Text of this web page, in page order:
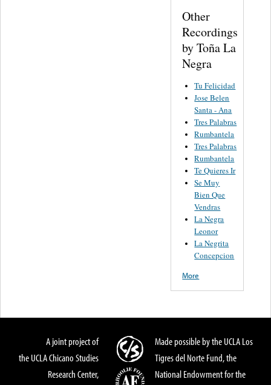
Other
Recordings
by Toña La
Negra
Tu Felicidad
Jose Belen
Santa - Ana
Tres Palabras
Rumbantela
Tres Palabras
Rumbantela
Te Quieres Ir
Se Muy
Bien Que
Vendras
La Negra
Leonor
La Negrita
Concepcion
More
A joint project of
the UCLA Chicano Studies
Research Center,
Made possible by the UCLA Los
Tigres del Norte Fund, the
National Endowment for the